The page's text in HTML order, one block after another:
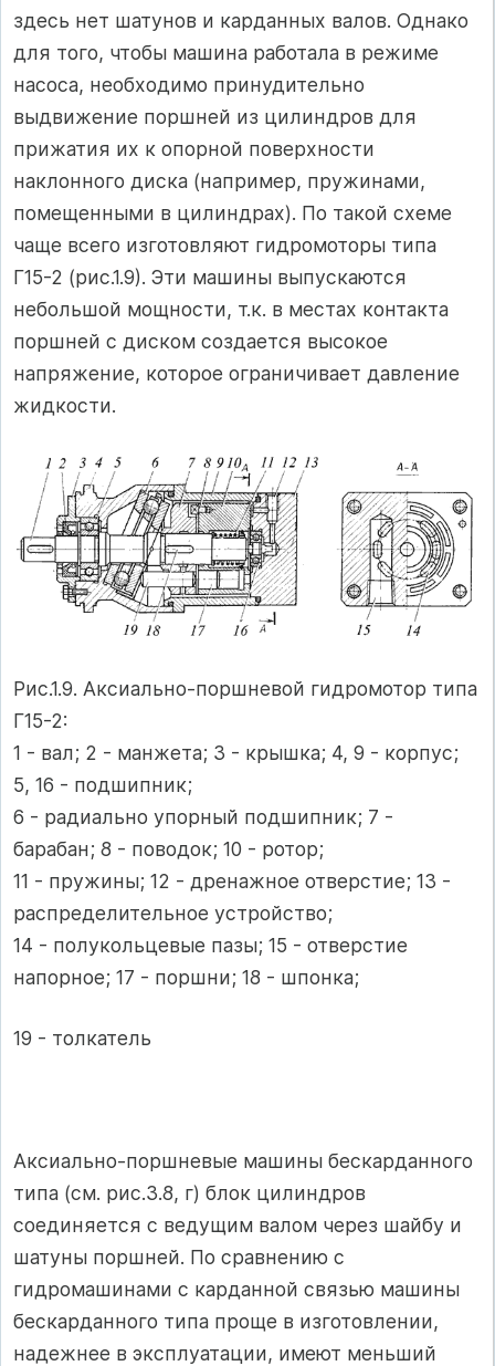
здесь нет шатунов и карданных валов. Однако
для того, чтобы машина работала в режиме
насоса, необходимо принудительно
выдвижение поршней из цилиндров для
прижатия их к опорной поверхности
наклонного диска (например, пружинами,
помещенными в цилиндрах). По такой схеме
чаще всего изготовляют гидромоторы типа
Г15-2 (рис.1.9). Эти машины выпускаются
небольшой мощности, т.к. в местах контакта
поршней с диском создается высокое
напряжение, которое ограничивает давление
жидкости.
Рис.1.9. Аксиально-поршневой гидромотор типа
Г15-2:
1 - вал; 2 - манжета; 3 - крышка; 4, 9 - корпус;
5, 16 - подшипник;
6 - радиально упорный подшипник; 7 -
барабан; 8 - поводок; 10 - ротор;
11 - пружины; 12 - дренажное отверстие; 13 -
распределительное устройство;
14 - полукольцевые пазы; 15 - отверстие
напорное; 17 - поршни; 18 - шпонка;
19 - толкатель
Аксиально-поршневые машины бескарданного
типа (см. рис.3.8, г) блок цилиндров
соединяется с ведущим валом через шайбу и
шатуны поршней. По сравнению с
гидромашинами с карданной связью машины
бескарданного типа проще в изготовлении,
надежнее в эксплуатации, имеют меньший